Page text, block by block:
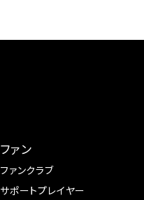
ファン
ファンクラブ
サポートプレイヤー